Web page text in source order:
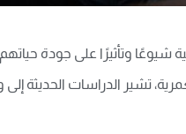
شيوعًا وتأثيرًا على جودة
تشير الدراسات